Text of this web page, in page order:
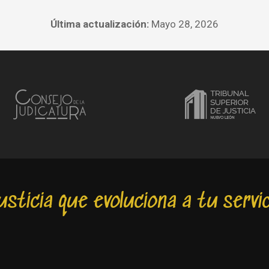
Última actualización: Mayo 28, 2026
que evoluciona a tu